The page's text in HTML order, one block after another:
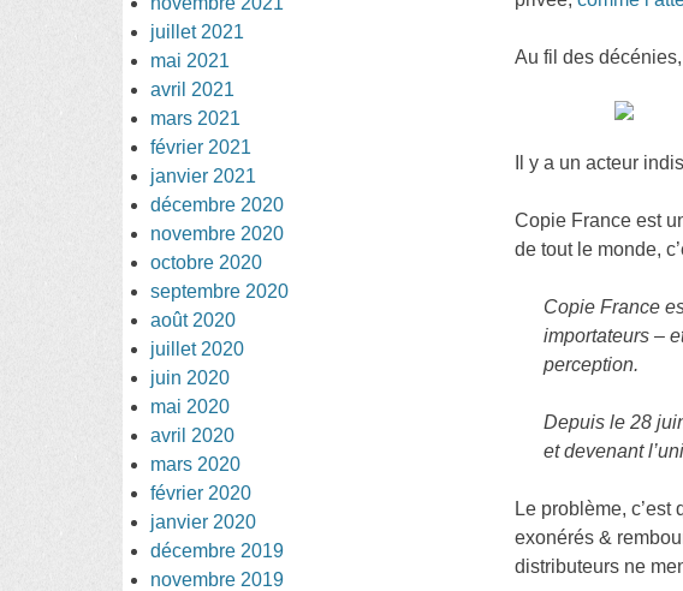
Au fil des
Il y a un acteur
Copie France est
de tout le monde,
Copie France
importateurs –
perception.
Depuis le 28
et devenant
Le problème,
exonérés &
distributeurs ne
juillet 2021
mai 2021
avril 2021
mars 2021
février 2021
janvier 2021
décembre 2020
novembre 2020
octobre 2020
septembre 2020
août 2020
juillet 2020
juin 2020
mai 2020
avril 2020
mars 2020
février 2020
janvier 2020
décembre 2019
novembre 2019